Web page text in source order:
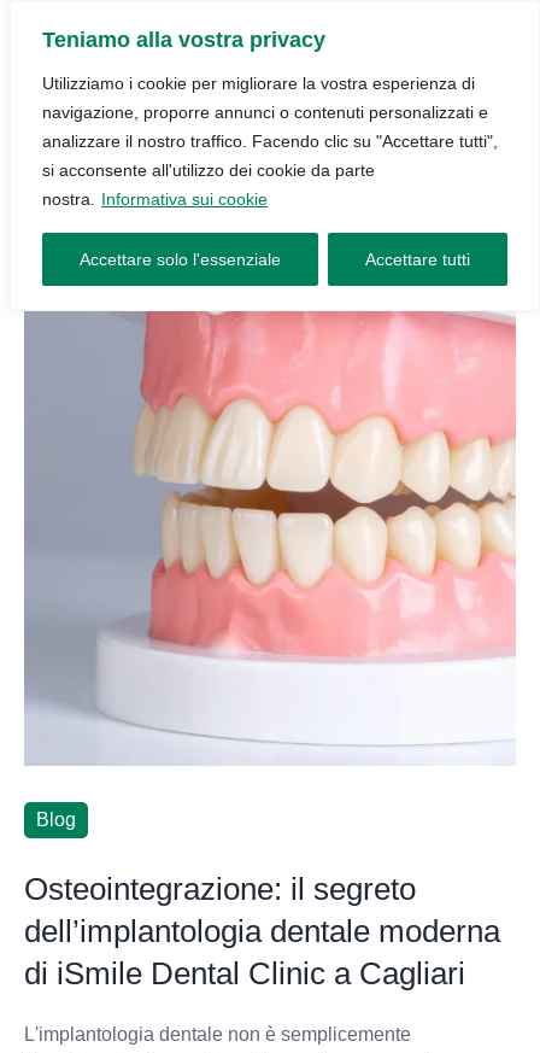
Teniamo alla vostra privacy
Utilizziamo i cookie per migliorare la vostra esperienza di
navigazione, proporre annunci o contenuti personalizzati e
analizzare il nostro traffico. Facendo clic su "Accettare tutti",
si acconsente all'utilizzo dei cookie da parte
nostra.
Informativa sui cookie
Accettare solo l'essenziale Accettare tutti
Blog
Osteointegrazione: il segreto
dell’implantologia dentale moderna
di iSmile Dental Clinic a Cagliari
L'implantologia dentale non è semplicemente